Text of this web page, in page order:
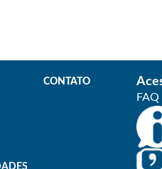
CONTATO
FAQ